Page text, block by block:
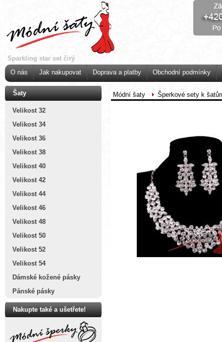
Sparkling star set čirý
O nás
Jak nakupovat Doprava a platby Obchodní podmínky
Šaty
Velikost 32
Velikost 34
Velikost 36
Velikost 38
Velikost 40
Velikost 42
Velikost 44
Velikost 46
Velikost 48
Velikost 50
Velikost 52
Velikost 54
Dámské kožené pásky
Pánské pásky
Nakupte také a ušetřete!
Módní šaty Šperkové sety k